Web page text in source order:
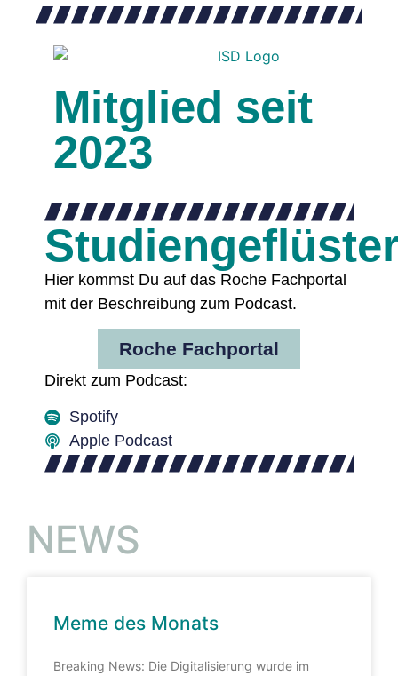
Mitglied seit
2023
Hier kommst Du auf das Roche Fachportal
mit der Beschreibung zum Podcast.
Roche Fachportal
Direkt zum Podcast:
Spotify
Apple Podcast
NEWS
Meme des Monats
Breaking News: Die Digitalisierung wurde im